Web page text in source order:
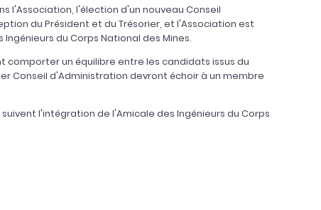
l'Association, l'élection d'un nouveau Conseil
du Président et du Trésorier, et l'Association est
du Corps National des Mines.
un équilibre entre les candidats issus du
Conseil d'Administration devront échoir à un membre
l'intégration de l'Amicale des Ingénieurs du Corps